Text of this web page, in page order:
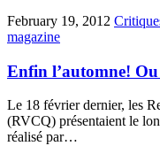
February 19, 2012
magazine
Enfin l’automne!
Le 18 février dernier, les
(RVCQ) présentaient le
réalisé par…